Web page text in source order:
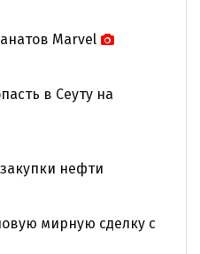
Marvel
в Сеуту на
нефти
мирную сделку с